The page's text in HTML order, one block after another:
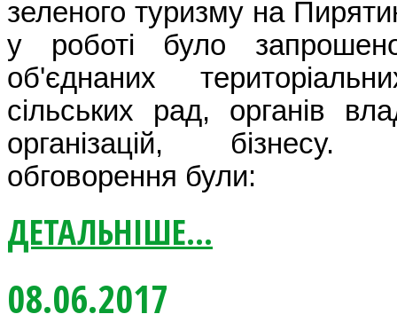
зеленого туризму на
у роботі було запрошено
об'єднаних
сільських рад, органів
організацій,
обговорення були:
ДЕТАЛЬНІШЕ...
08.06.2017